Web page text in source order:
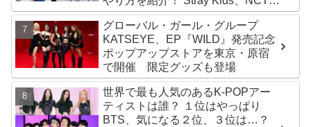
ATEEZ、IVE、aespa、＆TEAM…
推しと直接チャットができる
グローバル・ガール・グループ
KATSEYE、EP『WILD』発売記念
ポップアップストアを東京・原宿
で開催 限定グッズも登場
世界で最も人気のあるK-POPアー
ティストは誰？ １位はやっぱり
BTS、気になる２位、３位は…？